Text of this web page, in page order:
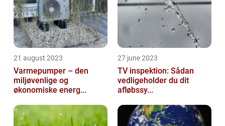
21 august 2023
Varmepumper – den
miljøvenlige og
økonomiske energ...
27 june 2023
TV inspektion: Sådan
vedligeholder du dit
afløbssy...